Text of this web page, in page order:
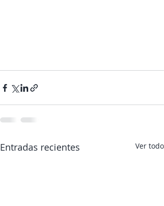
Entradas recientes Ver todo